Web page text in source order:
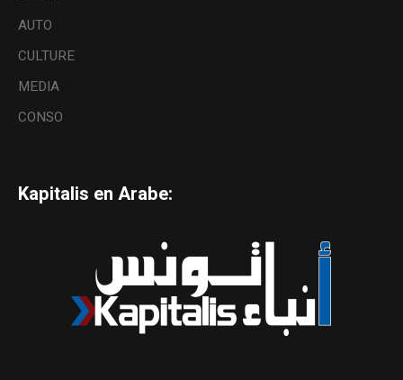
AUTO
CULTURE
MEDIA
CONSO
Kapitalis en Arabe: